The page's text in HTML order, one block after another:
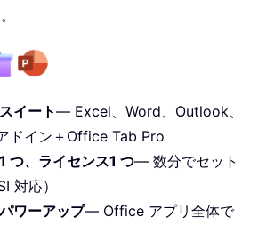
イート— Excel、Word、Outlook、
ドイン＋Office Tab Pro
つ、ライセンス1 つ— 数分でセット
対応）
ワーアップ— Office アプリ全体で